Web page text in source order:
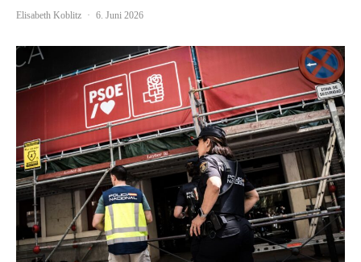
Elisabeth Koblitz · 6. Juni 2026